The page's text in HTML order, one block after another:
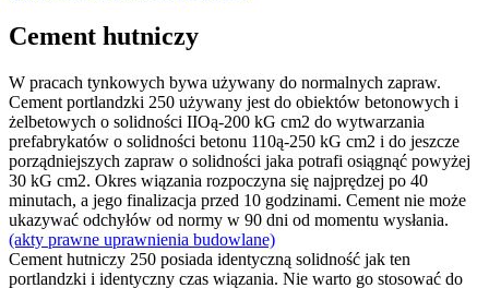
Cement hutniczy
W pracach tynkowych bywa używany do normalnych zapraw.
Cement portlandzki 250 używany jest do obiektów betonowych i
żelbetowych o solidności IIOą-200 kG cm2 do wytwarzania
prefabrykatów o solidności betonu 110ą-250 kG cm2 i do jeszcze
porządniejszych zapraw o solidności jaka potrafi osiągnąć powyżej
30 kG cm2. Okres wiązania rozpoczyna się najprędzej po 40
minutach, a jego finalizacja przed 10 godzinami. Cement nie może
ukazywać odchyłów od normy w 90 dni od momentu wysłania.
(akty prawne uprawnienia budowlane)
Cement hutniczy 250 posiada identyczną solidność jak ten
portlandzki i identyczny czas wiązania. Nie warto go stosować do